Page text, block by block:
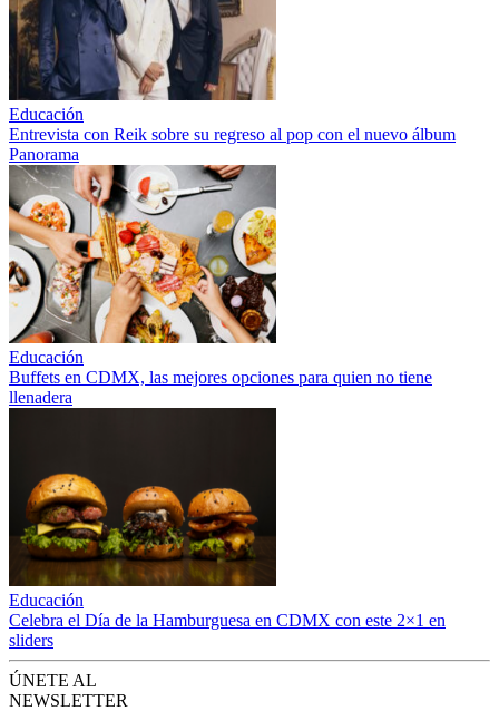
Educación
Entrevista con Reik sobre su regreso al pop con el nuevo álbum
Panorama
Educación
Buffets en CDMX, las mejores opciones para quien no tiene
llenadera
Educación
Celebra el Día de la Hamburguesa en CDMX con este 2×1 en
sliders
ÚNETE AL
NEWSLETTER